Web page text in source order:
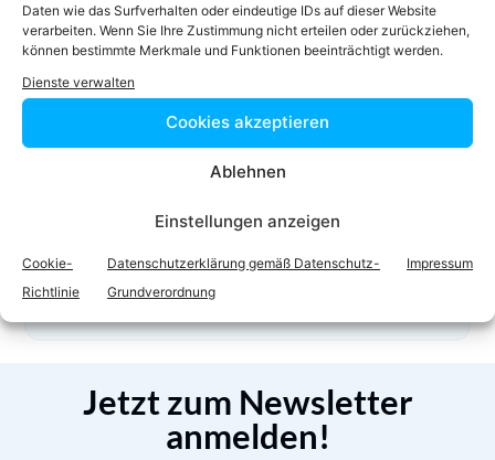
Daten wie das Surfverhalten oder eindeutige IDs auf dieser Website
verarbeiten. Wenn Sie Ihre Zustimmung nicht erteilen oder zurückziehen,
können bestimmte Merkmale und Funktionen beeinträchtigt werden.
Dienste verwalten
Cookies akzeptieren
Ablehnen
Einstellungen anzeigen
Cookie-
Richtlinie
Datenschutzerklärung gemäß Datenschutz-
Grundverordnung
Impressum
Homepage
Facebook Twitter
LinkedIn
Jetzt zum Newsletter
anmelden!